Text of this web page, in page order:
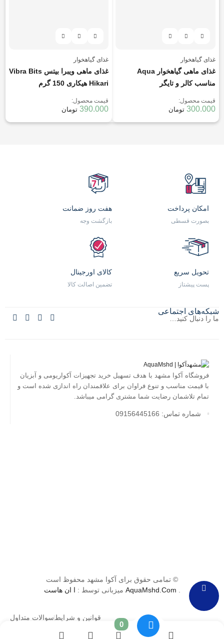
غذای گیاهخوار
غذای ماهی گیاهخوار Aqua
مناسب کالر و تایگر
قیمت محصول:
تومان300.000
غذای گیاهخوار
غذای ماهی ویبرا بیتس Vibra Bits
Hikari هیکاری 150 گرم
قیمت محصول:
تومان 390.000
امکان پرداخت
بصورت قسطی
هفت روز ضمانت
بازگشت وجه
تحویل سریع
پست پیشتاز
کالای اورجینال
تضمین اصالت کالا
شبکه‌های اجتماعی
ما را دنبال کنید…
فروشگاه آکوا مشهد با هدف تسهیل خرید تجهیزات آکواریومی و آبزیان
با قیمت مناسب و تنوع فراوان برای علاقمندان راه اندازی شده است و
تمام تلاشمان رضایت شما مشتری گرامی میباشد.
شماره تماس: 09156445166
© تمامی حقوق برای آکوا مشهد محفوظ است
AquaMshd.Com میزبانی توسط : ا ان هاست
قوانین و شرایطسوالات متداول
0